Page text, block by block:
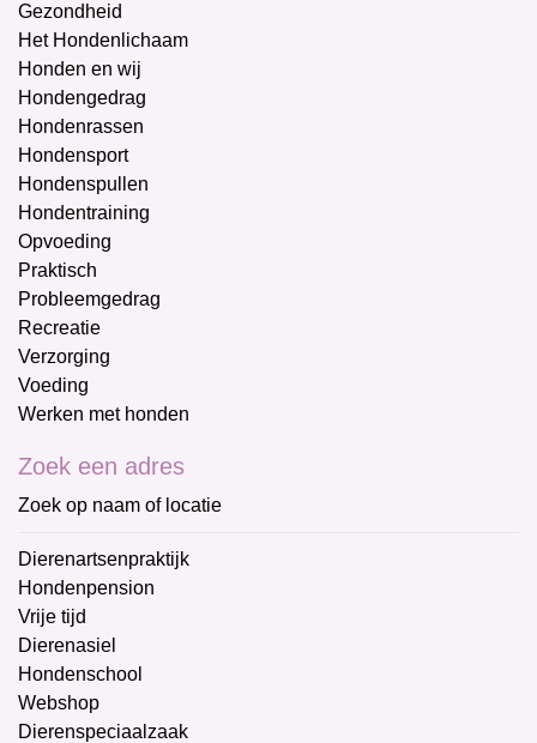
Gezondheid
Het Hondenlichaam
Honden en wij
Hondengedrag
Hondenrassen
Hondensport
Hondenspullen
Hondentraining
Opvoeding
Praktisch
Probleemgedrag
Recreatie
Verzorging
Voeding
Werken met honden
Zoek een adres
Zoek op naam of locatie
Dierenartsenpraktijk
Hondenpension
Vrije tijd
Dierenasiel
Hondenschool
Webshop
Dierenspeciaalzaak